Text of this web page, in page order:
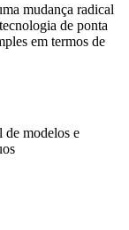
mudança radical
de ponta
em termos de
modelos e